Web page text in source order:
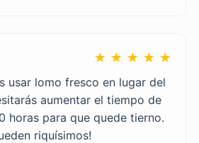
★ ★ ★ ★ ★
usar lomo fresco en lugar del
aumentar el tiempo de
horas para que quede tierno.
riquísimos!